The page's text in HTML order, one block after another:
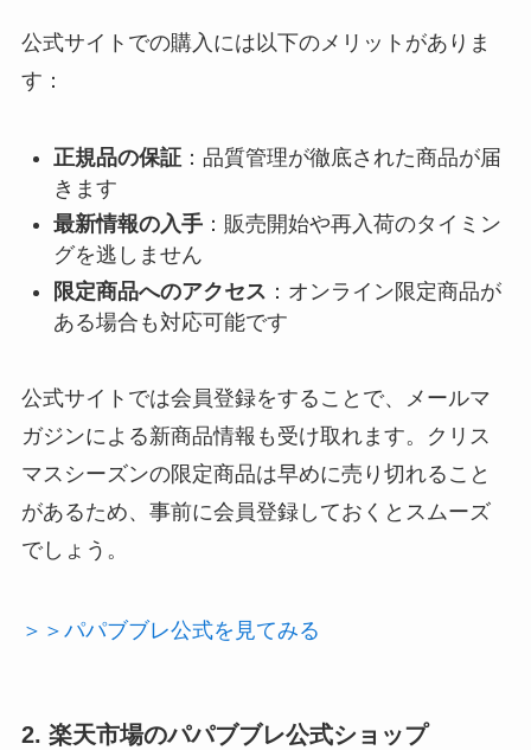
公式サイトでの購入には以下のメリットがありま
す：
正規品の保証：品質管理が徹底された商品が届
きます
最新情報の入手：販売開始や再入荷のタイミン
グを逃しません
限定商品へのアクセス ：オンライン限定商品が
ある場合も対応可能です
公式サイトでは会員登録をすることで、メールマ
ガジンによる新商品情報も受け取れます。クリス
マスシーズンの限定商品は早めに売り切れること
があるため、事前に会員登録しておくとスムーズ
でしょう。
＞＞パパブブレ公式を見てみる
2. 楽天市場のパパブブレ公式ショップ